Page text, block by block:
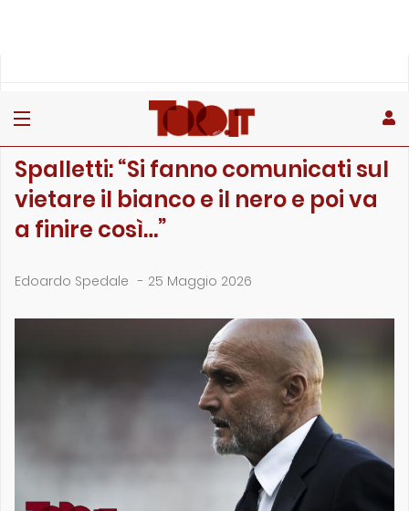
Spalletti: “Si fanno comunicati sul
vietare il bianco e il nero e poi va
a finire così…”
Edoardo Spedale - 25 Maggio 2026